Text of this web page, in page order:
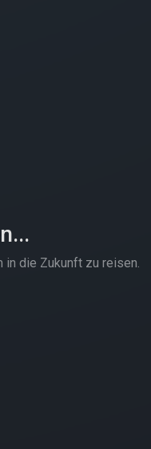
in die Zukunft zu reisen.